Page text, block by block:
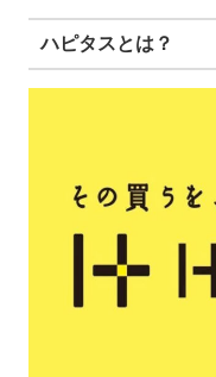
ハピタスとは？